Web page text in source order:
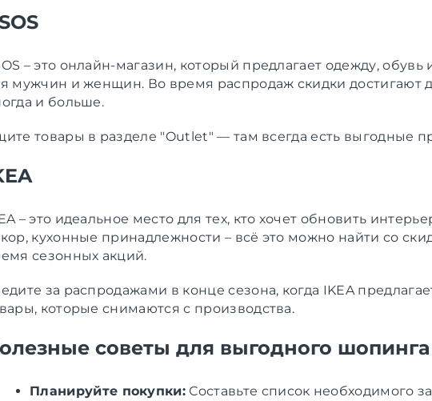
– это онлайн-магазин, который предлагает одежду, обувь
мужчин и женщин. Во время распродаж скидки достигают
и больше.
товары в разделе "Outlet" — там всегда есть выгодные
– это идеальное место для тех, кто хочет обновить
кухонные принадлежности – всё это можно найти со
сезонных акций.
за распродажами в конце сезона, когда IKEA
которые снимаются с производства.
советы для выгодного шопинга
Планируйте покупки: Составьте список необходимого